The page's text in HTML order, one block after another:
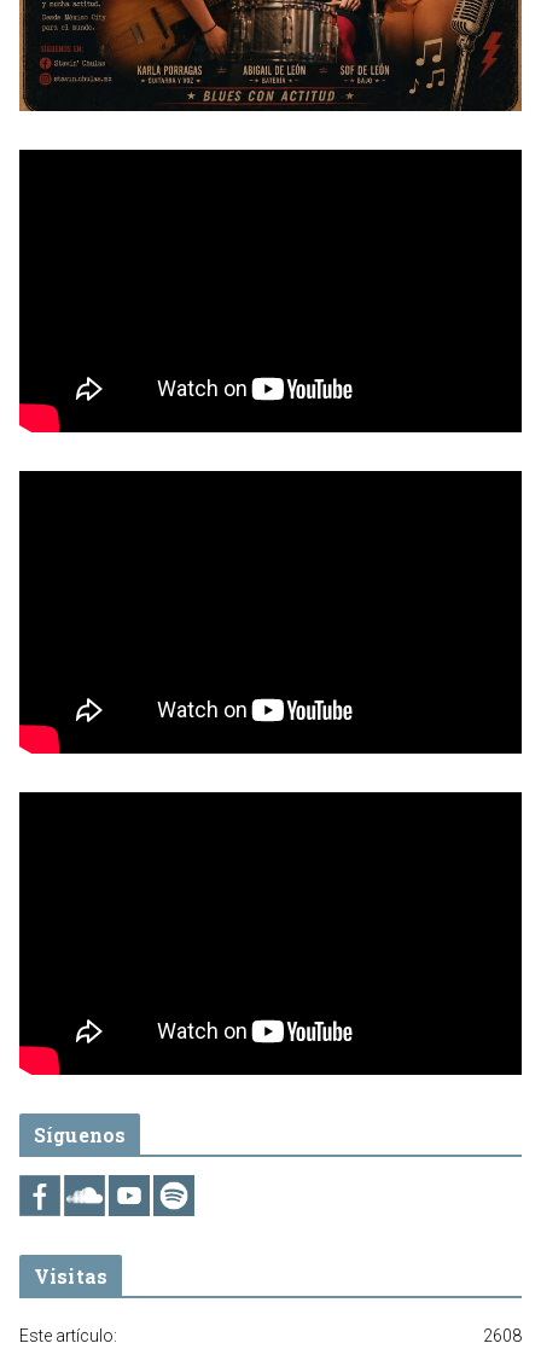
Síguenos
Visitas
2608
Este artículo: